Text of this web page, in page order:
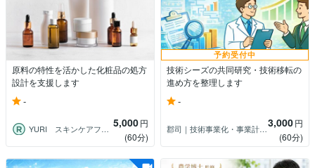
原料の特性を活かした化粧品の処方
設計を支援します
-
YURI スキンケアフォーミュレーター 5,000円
(60分)
予約受付中
技術シーズの共同研究・技術移転の
進め方を整理します
-
郡司｜技術事業化・事業計画アドバイザー 3,000円
(60分)